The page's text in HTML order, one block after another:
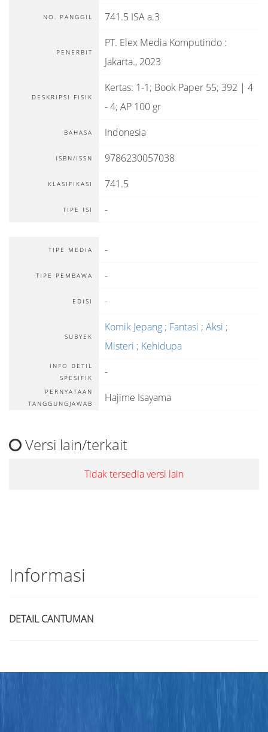
NO. PANGGIL 741.5 ISA a.3
PENERBIT
PT. Elex Media Komputindo :
Jakarta., 2023
DESKRIPSI FISIK
Kertas: 1-1; Book Paper 55; 392 | 4
- 4; AP 100 gr
BAHASA Indonesia
ISBN/ISSN 9786230057038
KLASIFIKASI 741.5
TIPE ISI -
TIPE MEDIA -
TIPE PEMBAWA -
EDISI -
SUBYEK
Komik Jepang ; Fantasi ; Aksi ;
Misteri ; Kehidupa
INFO DETIL
SPESIFIK
-
PERNYATAAN
TANGGUNGJAWAB
Hajime Isayama
Versi lain/terkait
Tidak tersedia versi lain
Informasi
DETAIL CANTUMAN